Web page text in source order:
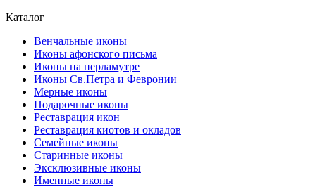
Каталог
Венчальные иконы
Иконы афонского письма
Иконы на перламутре
Иконы Св.Петра и Февронии
Мерные иконы
Подарочные иконы
Реставрация икон
Реставрация киотов и окладов
Семейные иконы
Старинные иконы
Эксклюзивные иконы
Именные иконы